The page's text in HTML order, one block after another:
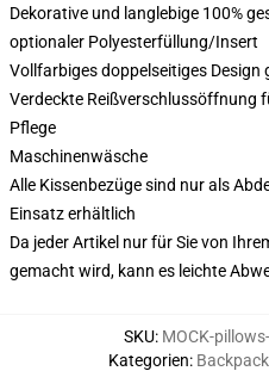
Dekorative und langlebige 100%
optionaler Polyesterfüllung/Insert
Vollfarbiges doppelseitiges Design
Verdeckte Reißverschlussöffnung
Pflege
Maschinenwäsche
Alle Kissenbezüge sind nur als
Einsatz erhältlich
Da jeder Artikel nur für Sie von
gemacht wird, kann es leichte
SKU: MOCK-
Kategorien: